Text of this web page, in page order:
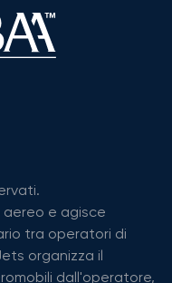
aereo e agisce
tra operatori di
organizza il
dall'operatore,